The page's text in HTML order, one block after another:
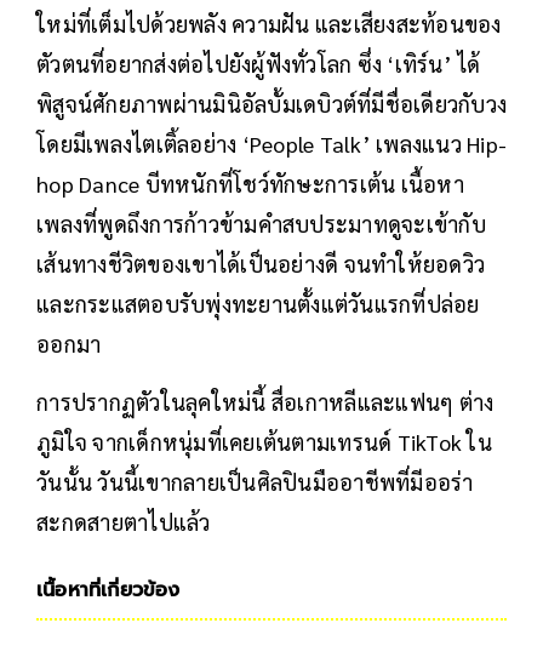
ใหม่ที่เต็มไปด้วยพลัง ความฝัน และเสียงสะท้อนของ
ตัวตนที่อยากส่งต่อไปยังผู้ฟังทั่วโลก ซึ่ง ‘เทิร์น’ ได้
พิสูจน์ศักยภาพผ่านมินิอัลบั้มเดบิวต์ที่มีชื่อเดียวกับวง
โดยมีเพลงไตเติ้ลอย่าง ‘People Talk’ เพลงแนว Hip-
hop Dance บีทหนักที่โชว์ทักษะการเต้น เนื้อหา
เพลงที่พูดถึงการก้าวข้ามคำสบประมาทดูจะเข้ากับ
เส้นทางชีวิตของเขาได้เป็นอย่างดี จนทำให้ยอดวิว
และกระแสตอบรับพุ่งทะยานตั้งแต่วันแรกที่ปล่อย
ออกมา
การปรากฏตัวในลุคใหม่นี้ สื่อเกาหลีและแฟนๆ ต่าง
ภูมิใจ จากเด็กหนุ่มที่เคยเต้นตามเทรนด์ TikTok ใน
วันนั้น วันนี้เขากลายเป็นศิลปินมืออาชีพที่มีออร่า
สะกดสายตาไปแล้ว
เนื้อหาที่เกี่ยวข้อง